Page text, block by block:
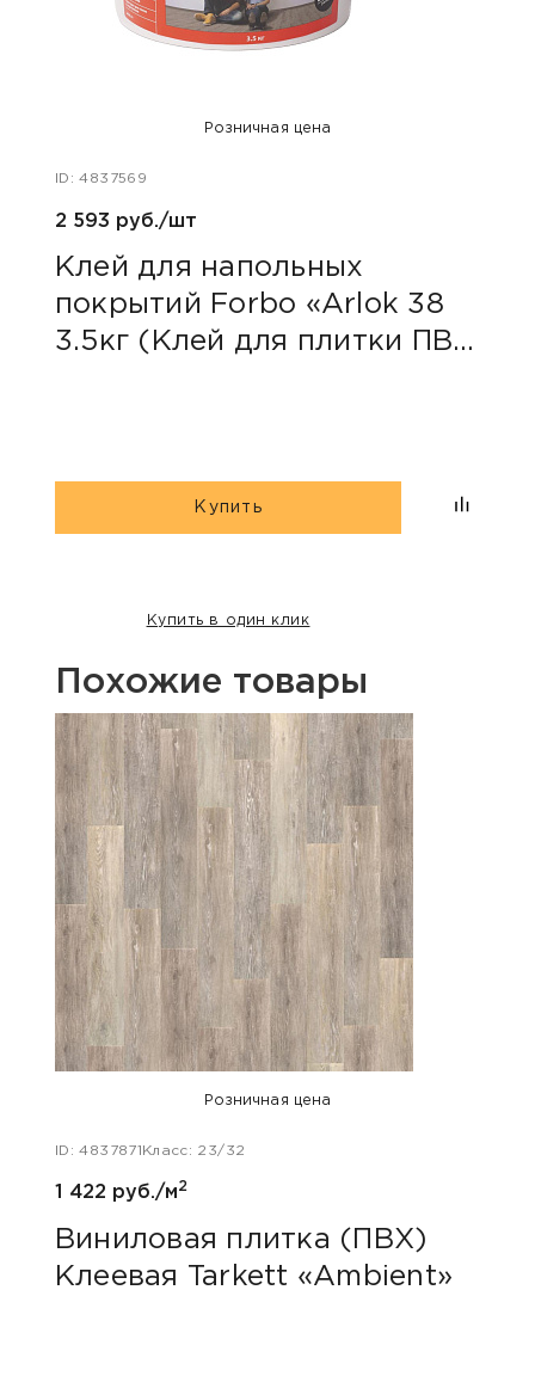
Розничная цена
ID: 4837569
2 593 руб./шт
Клей для напольных
покрытий Forbo «Arlok 38
3.5кг (Клей для плитки ПВХ
Купить
Купить в один клик
Похожие товары
Розничная цена
ID: 4837871 Класс: 23/32
1 422 руб./м2
Виниловая плитка (ПВХ)
Клеевая Tarkett «Ambient»